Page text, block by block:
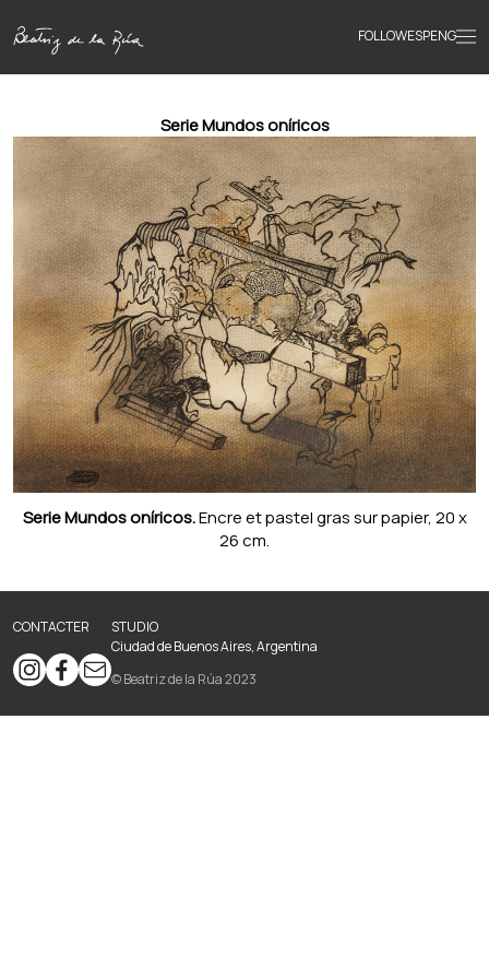
FOLLOWESPENG
Accueil
Œuvres
Textes
Biographie
Livres
Actualités
Serie Mundos oníricos
Serie Mundos oníricos.Encre et pastel gras sur papier, 20 x
26 cm.
CONTACTER
STUDIO
Ciudad de Buenos Aires, Argentina
© Beatriz de la Rúa 2023